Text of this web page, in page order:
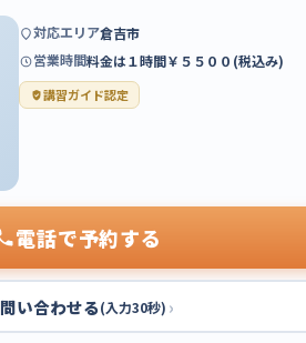
対応エリア倉吉市
営業時間料金は１時間￥５５００(税込み)
講習ガイド認定
電話で予約する
問い合わせる(入力30秒) ›